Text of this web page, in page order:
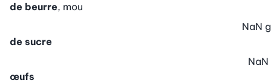
de beurre, mou
de sucre
NaN g
œufs
NaN